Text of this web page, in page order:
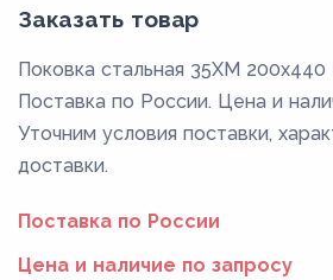
Заказать товар
Поковка стальная 35ХМ
Поставка по России. Цена и
Уточним условия поставки,
доставки.
Поставка по России
Цена и наличие по запросу